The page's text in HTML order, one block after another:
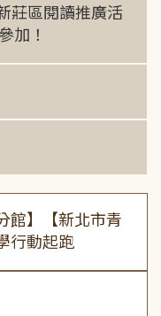
莊區閱讀推廣活
加！
館】【新北市青
行動起跑